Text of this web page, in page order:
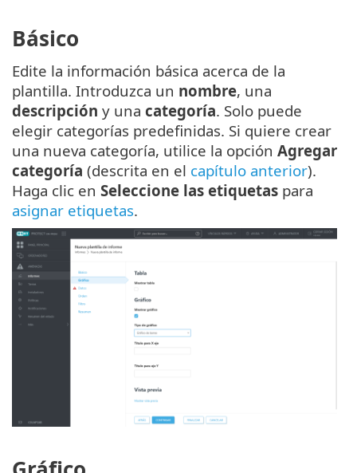
Básico
Edite la información básica acerca de la
plantilla. Introduzca un nombre, una
descripción y una categoría. Solo puede
elegir categorías predefinidas. Si quiere crear
una nueva categoría, utilice la opción Agregar
categoría (descrita en el capítulo anterior).
Haga clic en Seleccione las etiquetas para
asignar etiquetas.